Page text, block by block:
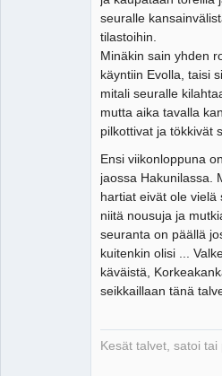
seuralle
tilastoihin.
Minäkin sain yhden
käyntiin Evolla, taisi
mitali seuralle
mutta aika tavalla
pilkottivat ja tökkivät
Ensi viikonloppuna
jaossa Hakunilassa.
hartiat eivät ole vielä
niitä nousuja ja
seuranta on päällä
kuitenkin olisi ...
käväistä,
seikkaillaan tänä
Kesät talvet, satoi tai